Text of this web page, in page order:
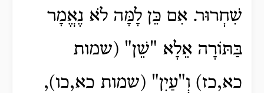
שִׁחְרוּר. אִם כֵּן לָמָּה לֹא נֶאֱמָר
בַּתּוֹרָה אֵלָא "שֵׁן" (שמות
כא,כז) וְ"עַיִן" (שמות כא,כו),